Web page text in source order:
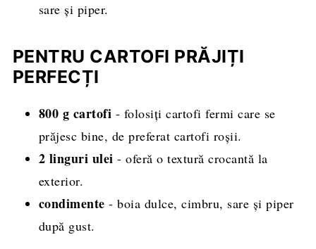
sare și piper.
PENTRU CARTOFI PRĂJIȚI
PERFECȚI
800 g cartofi - folosiți cartofi fermi care se
prăjesc bine, de preferat cartofi roșii.
2 linguri ulei - oferă o textură crocantă la
exterior.
condimente - boia dulce, cimbru, sare și piper
după gust.